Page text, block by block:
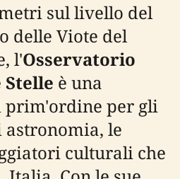
sul livello del
delle Viote del
l'Osservatorio
è una
prim'ordine per gli
le
culturali che